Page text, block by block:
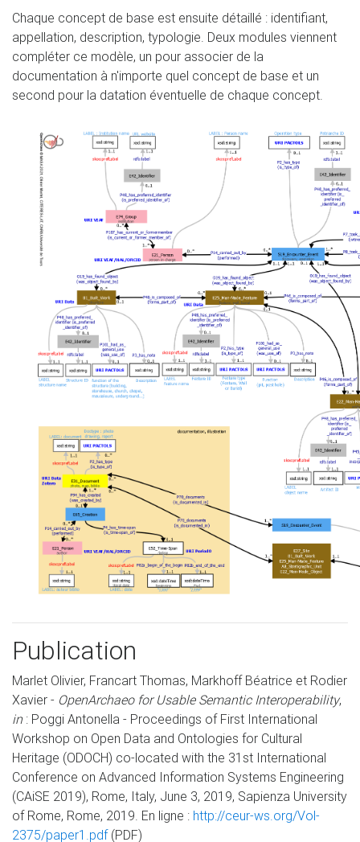
Chaque concept de base est ensuite détaillé : identifiant,
appellation, description, typologie. Deux modules viennent
compléter ce modèle, un pour associer de la
documentation à n'importe quel concept de base et un
second pour la datation éventuelle de chaque concept.
Publication
Marlet Olivier, Francart Thomas, Markhoff Béatrice et Rodier
Xavier - OpenArchaeo for Usable Semantic Interoperability,
in: Poggi Antonella - Proceedings of First International
Workshop on Open Data and Ontologies for Cultural
Heritage (ODOCH) co-located with the 31st International
Conference on Advanced Information Systems Engineering
(CAiSE 2019), Rome, Italy, June 3, 2019, Sapienza University
of Rome, Rome, 2019. En ligne : http://ceur-ws.org/Vol-
2375/paper1.pdf(PDF)